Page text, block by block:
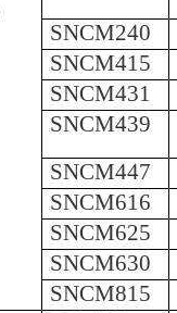
SNCM240
SNCM415
SNCM431
SNCM439
SNCM447
SNCM616
SNCM625
SNCM630
SNCM815